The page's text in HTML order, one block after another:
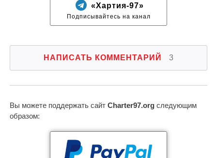
«Хартия-97»
Подписывайтесь на канал
НАПИСАТЬ КОММЕНТАРИЙ 3
Вы можете поддержать сайт Charter97.org следующим
образом: